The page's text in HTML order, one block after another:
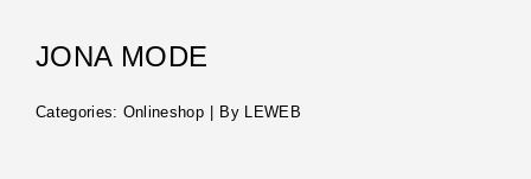
JONA MODE
Categories: Onlineshop | By LEWEB